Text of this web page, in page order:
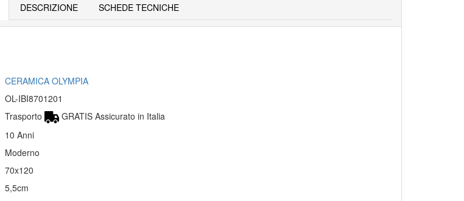
DESCRIZIONE SCHEDE TECNICHE
CERAMICA OLYMPIA
OL-IBI8701201
Trasporto
GRATIS Assicurato in Italia
10 Anni
Moderno
70x120
5,5cm